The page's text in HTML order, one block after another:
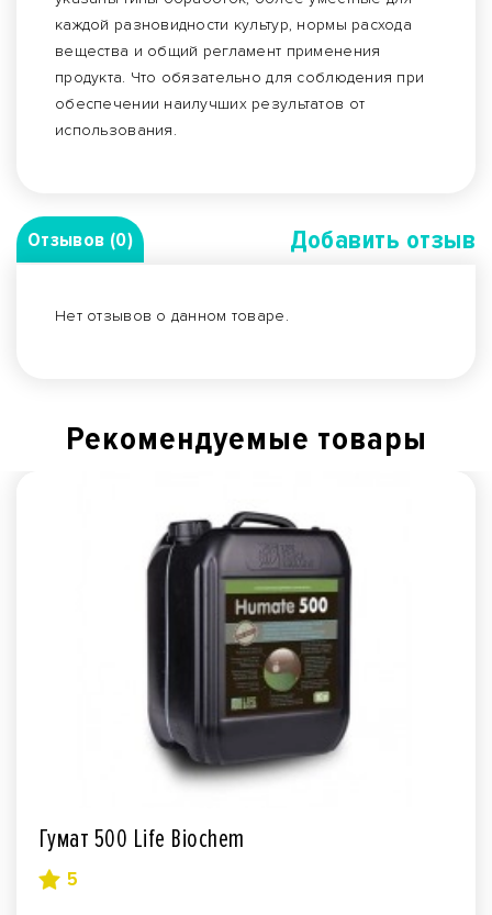
каждой разновидности культур, нормы расхода
вещества и общий регламент применения
продукта. Что обязательно для соблюдения при
обеспечении наилучших результатов от
использования.
Отзывов (0) Добавить отзыв
Нет отзывов о данном товаре.
Рекомендуемые товары
Гумат 500 Life Biochem
5